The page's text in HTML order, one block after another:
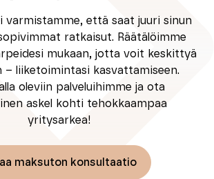
varmistamme, että saat juuri sinun
ratkaisut. Räätälöimme
mukaan, jotta voit keskittyä
– liiketoimintasi kasvattamiseen.
oleviin palveluihimme ja ota
askel kohti tehokkaampaa
yritysarkea!
maksuton konsultaatio